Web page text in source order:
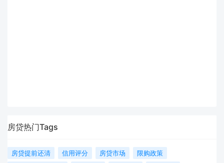
房贷热门Tags
房贷提前还清 信用评分 房贷市场
限购政策